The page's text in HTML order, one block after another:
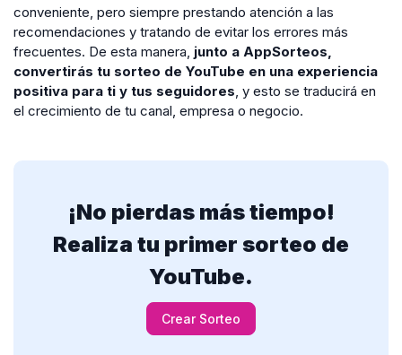
conveniente, pero siempre prestando atención a las
recomendaciones y tratando de evitar los errores más
frecuentes. De esta manera, junto a AppSorteos,
convertirás tu sorteo de YouTube en una experiencia
positiva para ti y tus seguidores, y esto se traducirá en
el crecimiento de tu canal, empresa o negocio.
¡No pierdas más tiempo!
Realiza tu primer sorteo de
YouTube.
Crear Sorteo